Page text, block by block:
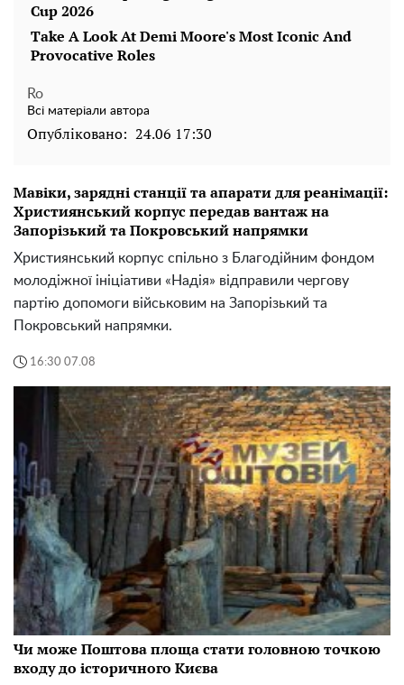
Ro
Всі матеріали автора
Опубліковано: 24.06 17:30
Мавіки, зарядні станції та апарати для реанімації:
Християнський корпус передав вантаж на
Запорізький та Покровський напрямки
Християнський корпус спільно з Благодійним фондом
молодіжної ініціативи «Надія» відправили чергову
партію допомоги військовим на Запорізький та
Покровський напрямки.
16:30 07.08
Чи може Поштова площа стати головною точкою
входу до історичного Києва